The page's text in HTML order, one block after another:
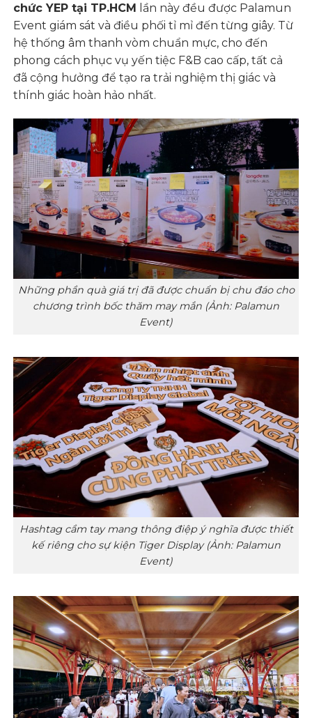
chức YEP tại TP.HCM lần này đều được Palamun
Event giám sát và điều phối tỉ mỉ đến từng giây. Từ
hệ thống âm thanh vòm chuẩn mực, cho đến
phong cách phục vụ yến tiệc F&B cao cấp, tất cả
đã cộng hưởng để tạo ra trải nghiệm thị giác và
thính giác hoàn hảo nhất.
Những phần quà giá trị đã được chuẩn bị chu đáo cho
chương trình bốc thăm may mắn (Ảnh: Palamun
Event)
Hashtag cầm tay mang thông điệp ý nghĩa được thiết
kế riêng cho sự kiện Tiger Display (Ảnh: Palamun
Event)